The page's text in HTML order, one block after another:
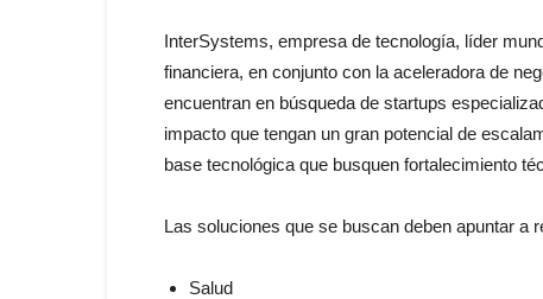
InterSystems, empresa de tecnología, líder
financiera, en conjunto con la aceleradora de
encuentran en búsqueda de startups
impacto que tengan un gran potencial de
base tecnológica que busquen fortalecimiento
Las soluciones que se buscan deben apuntar a
Salud